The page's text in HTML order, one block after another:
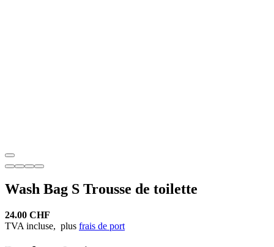
Wash Bag S Trousse de toilette
24.00 CHF
TVA incluse, plus frais de port